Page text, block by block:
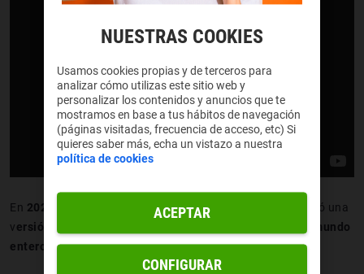
En 2020
YouTube anunció la creación de los Shorts. Lanzó una
versión Beta en India
en el mundo
entero
NUESTRAS COOKIES
Usamos cookies propias y de terceros para
analizar cómo utilizas este sitio web y
personalizar los contenidos y anuncios que te
mostramos en base a tus hábitos de navegación
(páginas visitadas, frecuencia de acceso, etc) Si
quieres saber más, echa un vistazo a nuestra
política de cookies
ACEPTAR
CONFIGURAR